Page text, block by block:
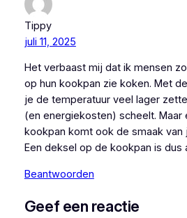
Tippy
juli 11, 2025
Het verbaast mij dat ik mensen
op hun kookpan zie koken. Met
je de temperatuur veel lager
(en energiekosten) scheelt. Maar
kookpan komt ook de smaak
Een deksel op de kookpan is dus
Beantwoorden
Geef een reactie